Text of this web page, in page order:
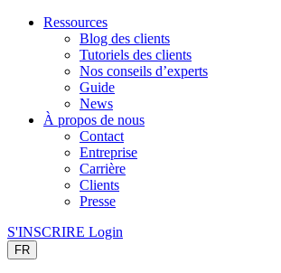
Ressources
Blog des clients
Tutoriels des clients
Nos conseils d’experts
Guide
News
À propos de nous
Contact
Entreprise
Carrière
Clients
Presse
S'INSCRIRE Login
FR